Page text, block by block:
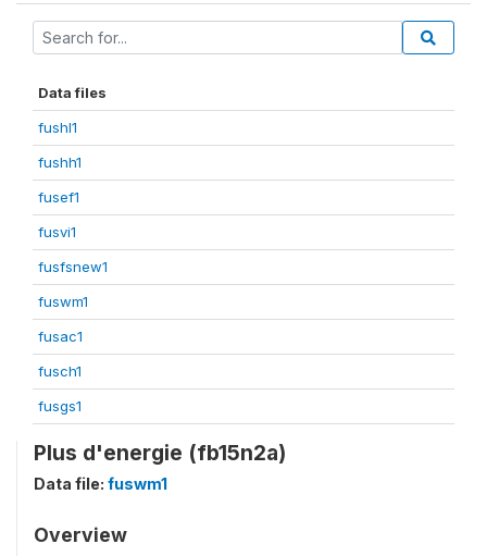
Data files
fushl1
fushh1
fusef1
fusvi1
fusfsnew1
fuswm1
fusac1
fusch1
fusgs1
Plus d'energie (fb15n2a)
Data file: fuswm1
Overview